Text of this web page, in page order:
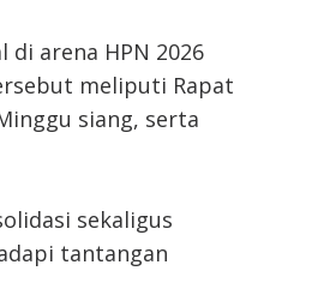
arena HPN 2026
meliputi Rapat
siang, serta
sekaligus
tantangan